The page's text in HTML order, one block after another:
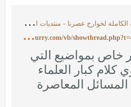
ا
لقصة الكاملة لخوارج عصرنا - منتديات الإمام الآجري
h
ttp://www.ajurry.com/vb/showthread.php?t=43426
خاص بمواضيع التي
كلام كبار العلماء
المعاصرة